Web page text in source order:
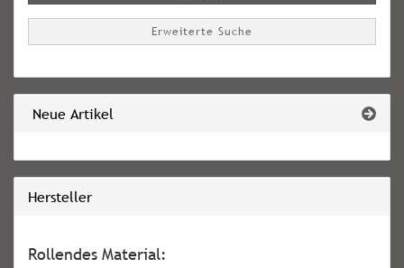
Erweiterte Suche
Neue Artikel
Hersteller
Rollendes Material: